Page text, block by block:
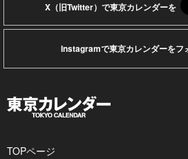
X（旧Twitter）で東京カレンダーを
Instagramで東京カレンダーをフ
TOPページ